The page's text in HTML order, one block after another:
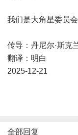
我们是大角星委员
传导：丹尼尔·斯克
翻译：明白
2025-12-21
全部回复